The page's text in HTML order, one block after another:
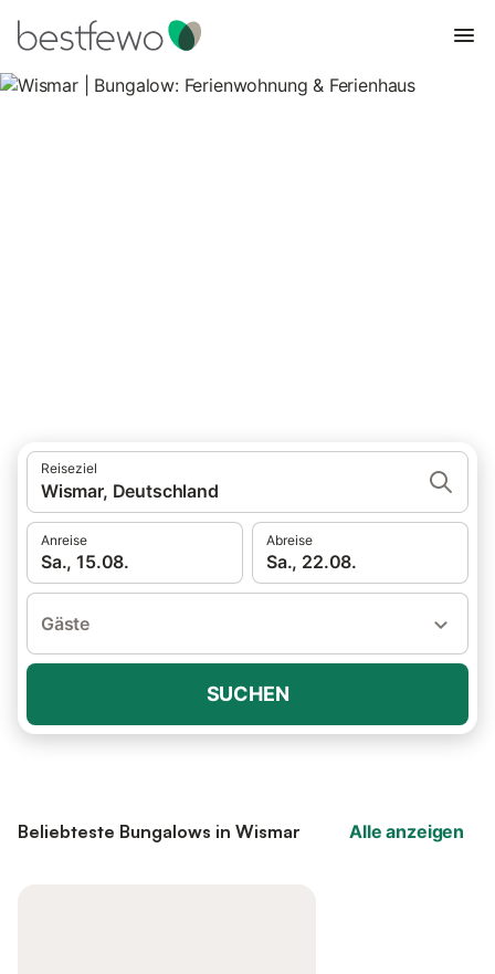
Reiseziel
Wismar, Deutschland
Anreise
Sa., 15.08.
Abreise
Sa., 22.08.
Gäste
SUCHEN
Beliebteste Bungalows in Wismar Alle anzeigen